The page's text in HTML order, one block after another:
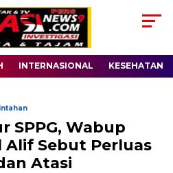
INTERNASIONAL KESEHATAN
SPPG, Wabup
Alif Sebut Perluas
Atasi